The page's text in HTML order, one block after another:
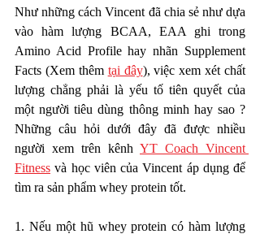
Như những cách Vincent đã chia sẻ như dựa
vào hàm lượng BCAA, EAA ghi trong
Amino Acid Profile hay nhãn Supplement
Facts (Xem thêm tại đây), việc xem xét chất
lượng chẳng phải là yếu tố tiên quyết của
một người tiêu dùng thông minh hay sao ?
Những câu hỏi dưới đây đã được nhiều
người xem trên kênh YT Coach Vincent
Fitness và học viên của Vincent áp dụng để
tìm ra sản phẩm whey protein tốt.
1. Nếu một hũ whey protein có hàm lượng